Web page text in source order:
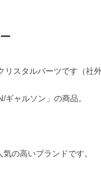
スタルパーツです（社外
ャルソン」の商品。
の高いブランドです。